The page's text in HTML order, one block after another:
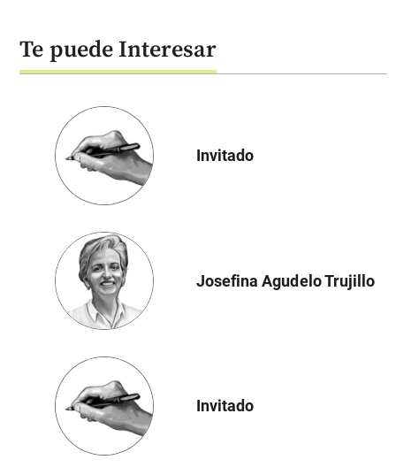
Te puede Interesar
Invitado
Josefina Agudelo Trujillo
Invitado